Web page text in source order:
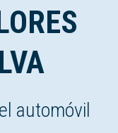
automóvil